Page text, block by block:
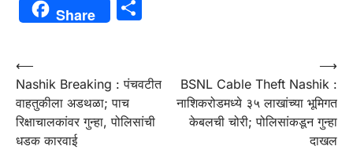
Share
Post
navigation
⟵
Nashik Breaking : पंचवटीत
वाहतुकीला अडथळा; पाच
रिक्षाचालकांवर गुन्हा, पोलिसांची
धडक कारवाई
BSNL Cable Theft Nashik :
नाशिकरोडमध्ये ३५ लाखांच्या भूमिगत
केबलची चोरी; पोलिसांकडून गुन्हा
दाखल
⟶